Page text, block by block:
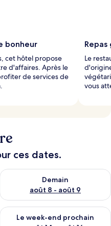
bonheur
cet hôtel propose
d'affaires. Après le
de services de
Le
vous
ces dates.
août 7 - août 8
Demain
août 8 - août 9
Vérifier la disponibilité pour
end août 7 - août 9
Le week-end prochain
Vérifier la disponibilité pour